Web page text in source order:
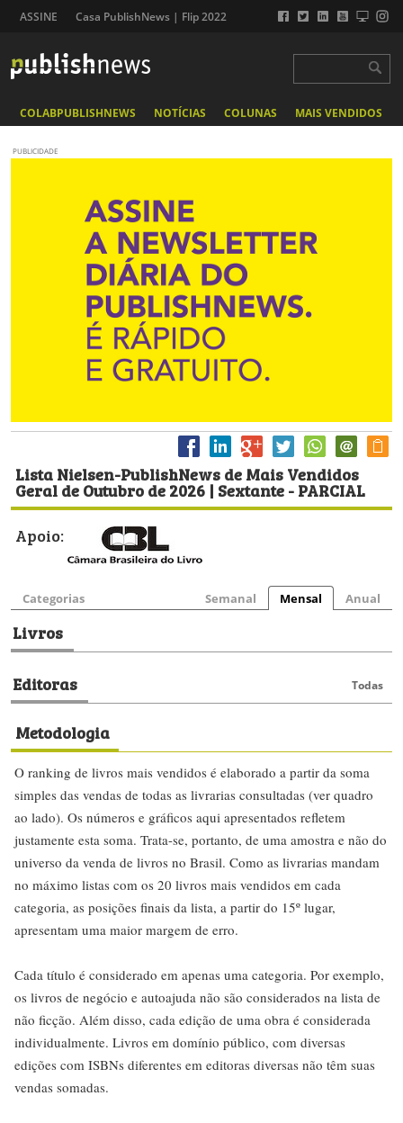
ASSINE Casa PublishNews | Flip 2022
COLABPUBLISHNEWS NOTÍCIAS COLUNAS MAIS VENDIDOS
PUBLICIDADE
Lista Nielsen-PublishNews de Mais Vendidos
Geral de Outubro de 2026 | Sextante - PARCIAL
Apoio:
Categorias Semanal Mensal Anual
Livros
Editoras Todas
Metodologia
O ranking de livros mais vendidos é elaborado a partir da soma
simples das vendas de todas as livrarias consultadas (ver quadro
ao lado). Os números e gráficos aqui apresentados refletem
justamente esta soma. Trata-se, portanto, de uma amostra e não do
universo da venda de livros no Brasil. Como as livrarias mandam
no máximo listas com os 20 livros mais vendidos em cada
categoria, as posições finais da lista, a partir do 15º lugar,
apresentam uma maior margem de erro.
Cada título é considerado em apenas uma categoria. Por exemplo,
os livros de negócio e autoajuda não são considerados na lista de
não ficção. Além disso, cada edição de uma obra é considerada
individualmente. Livros em domínio público, com diversas
edições com ISBNs diferentes em editoras diversas não têm suas
vendas somadas.